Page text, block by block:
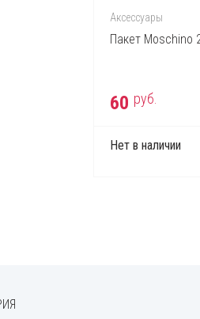
Аксессуары
Пакет Moschino
60 руб.
Нет в наличии